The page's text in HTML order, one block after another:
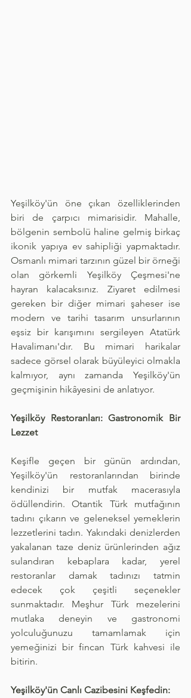
Yeşilköy'ün öne çıkan özelliklerinden
biri de çarpıcı mimarisidir. Mahalle,
bölgenin sembolü haline gelmiş birkaç
ikonik yapıya ev sahipliği yapmaktadır.
Osmanlı mimari tarzının güzel bir örneği
olan görkemli Yeşilköy Çeşmesi'ne
hayran kalacaksınız. Ziyaret edilmesi
gereken bir diğer mimari şaheser ise
modern ve tarihi tasarım unsurlarının
eşsiz bir karışımını sergileyen Atatürk
Havalimanı'dır. Bu mimari harikalar
sadece görsel olarak büyüleyici olmakla
kalmıyor, aynı zamanda Yeşilköy'ün
geçmişinin hikâyesini de anlatıyor.
Yeşilköy Restoranları: Gastronomik Bir
Lezzet
Keşifle geçen bir günün ardından,
Yeşilköy'ün restoranlarından birinde
kendinizi bir mutfak macerasıyla
ödüllendirin. Otantik Türk mutfağının
tadını çıkarın ve geleneksel yemeklerin
lezzetlerini tadın. Yakındaki denizlerden
yakalanan taze deniz ürünlerinden ağız
sulandıran kebaplara kadar, yerel
restoranlar damak tadınızı tatmin
edecek çok çeşitli seçenekler
sunmaktadır. Meşhur Türk mezelerini
mutlaka deneyin ve gastronomi
yolculuğunuzu tamamlamak için
yemeğinizi bir fincan Türk kahvesi ile
bitirin.
Yeşilköy'ün Canlı Cazibesini Keşfedin: